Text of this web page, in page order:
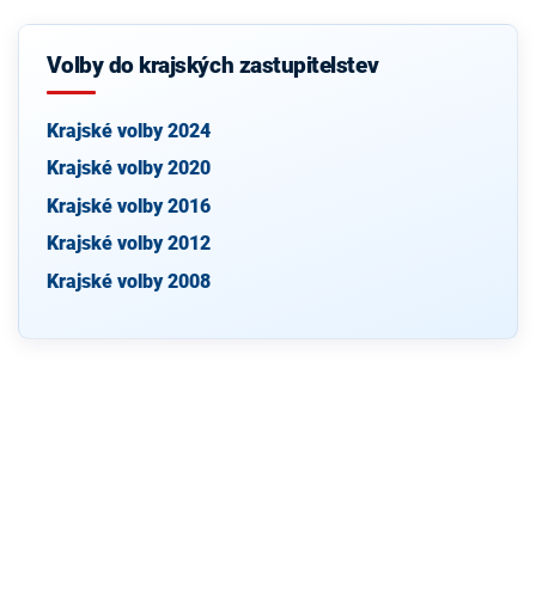
Volby do krajských zastupitelstev
Krajské volby 2024
Krajské volby 2020
Krajské volby 2016
Krajské volby 2012
Krajské volby 2008